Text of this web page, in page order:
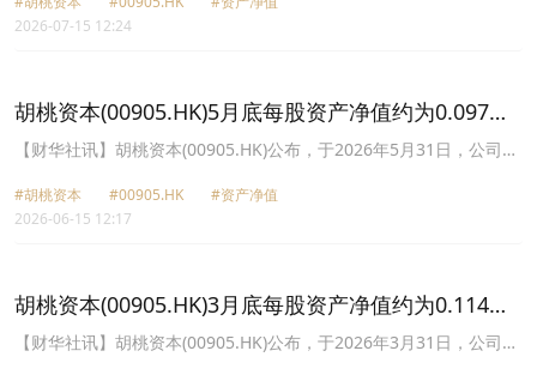
2026-07-15 12:24
胡桃资本(00905.HK)5月底每股资产净值约为0.097港
元
【财华社讯】胡桃资本(00905.HK)公布，于2026年5月31日，公司之
手）
#胡桃资本 #00905.HK
#资产净值
2026-06-15 12:17
胡桃资本(00905.HK)3月底每股资产净值约为0.114港
元
【财华社讯】胡桃资本(00905.HK)公布，于2026年3月31日，公司之